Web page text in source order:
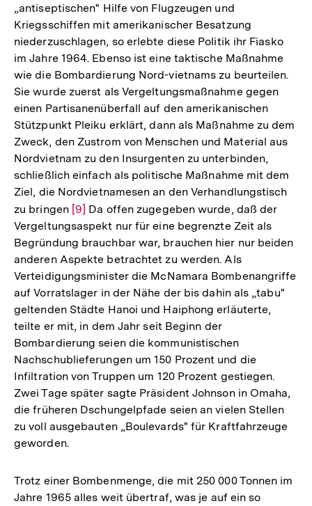
„antiseptischen" Hilfe von Flugzeugen und
Kriegsschiffen mit amerikanischer Besatzung
niederzuschlagen, so erlebte diese Politik ihr Fiasko
im Jahre 1964. Ebenso ist eine taktische Maßnahme
wie die Bombardierung Nord-vietnams zu beurteilen.
Sie wurde zuerst als Vergeltungsmaßnahme gegen
einen Partisanenüberfall auf den amerikanischen
Stützpunkt Pleiku erklärt, dann als Maßnahme zu dem
Zweck, den Zustrom von Menschen und Material aus
Nordvietnam zu den Insurgenten zu unterbinden,
schließlich einfach als politische Maßnahme mit dem
Ziel, die Nordvietnamesen an den Verhandlungstisch
zu bringen Zur
Auflösung
der
Fußnote
[9] Da offen zugegeben wurde, daß der
Vergeltungsaspekt nur für eine begrenzte Zeit als
Begründung brauchbar war, brauchen hier nur beiden
anderen Aspekte betrachtet zu werden. Als
Verteidigungsminister die McNamara Bombenangriffe
auf Vorratslager in der Nähe der bis dahin als „tabu"
geltenden Städte Hanoi und Haiphong erläuterte,
teilte er mit, in dem Jahr seit Beginn der
Bombardierung seien die kommunistischen
Nachschublieferungen um 150 Prozent und die
Infiltration von Truppen um 120 Prozent gestiegen.
Zwei Tage später sagte Präsident Johnson in Omaha,
die früheren Dschungelpfade seien an vielen Stellen
zu voll ausgebauten „Boulevards" für Kraftfahrzeuge
geworden.
Trotz einer Bombenmenge, die mit 250 000 Tonnen im
Jahre 1965 alles weit übertraf, was je auf ein so